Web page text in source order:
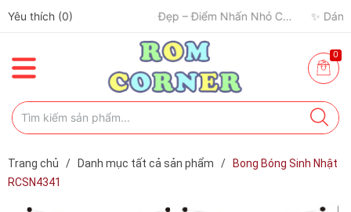
Yêu thích (0)
✈️ Đi Du Lịch – Cách Để Tâm Trạng “Refresh” Hơn ✨ 🧢 Một Chiếc Nón Đẹp – Điểm Nhấn Nhỏ Cho Mỗi Outfit ✨
0
Trang chủ / Danh mục tất cả sản phẩm /
Bong Bóng Sinh Nhật
RCSN4341